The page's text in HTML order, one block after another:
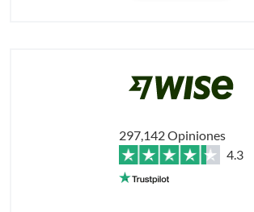
297,142 Opiniones
4.3